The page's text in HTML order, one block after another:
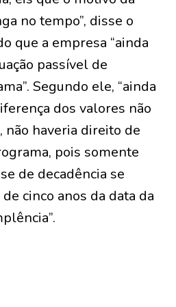
no tempo”, disse o
que a empresa “ainda
passível de
Segundo ele, “ainda
dos valores não
não haveria direito de
pois somente
de decadência se
cinco anos da data da